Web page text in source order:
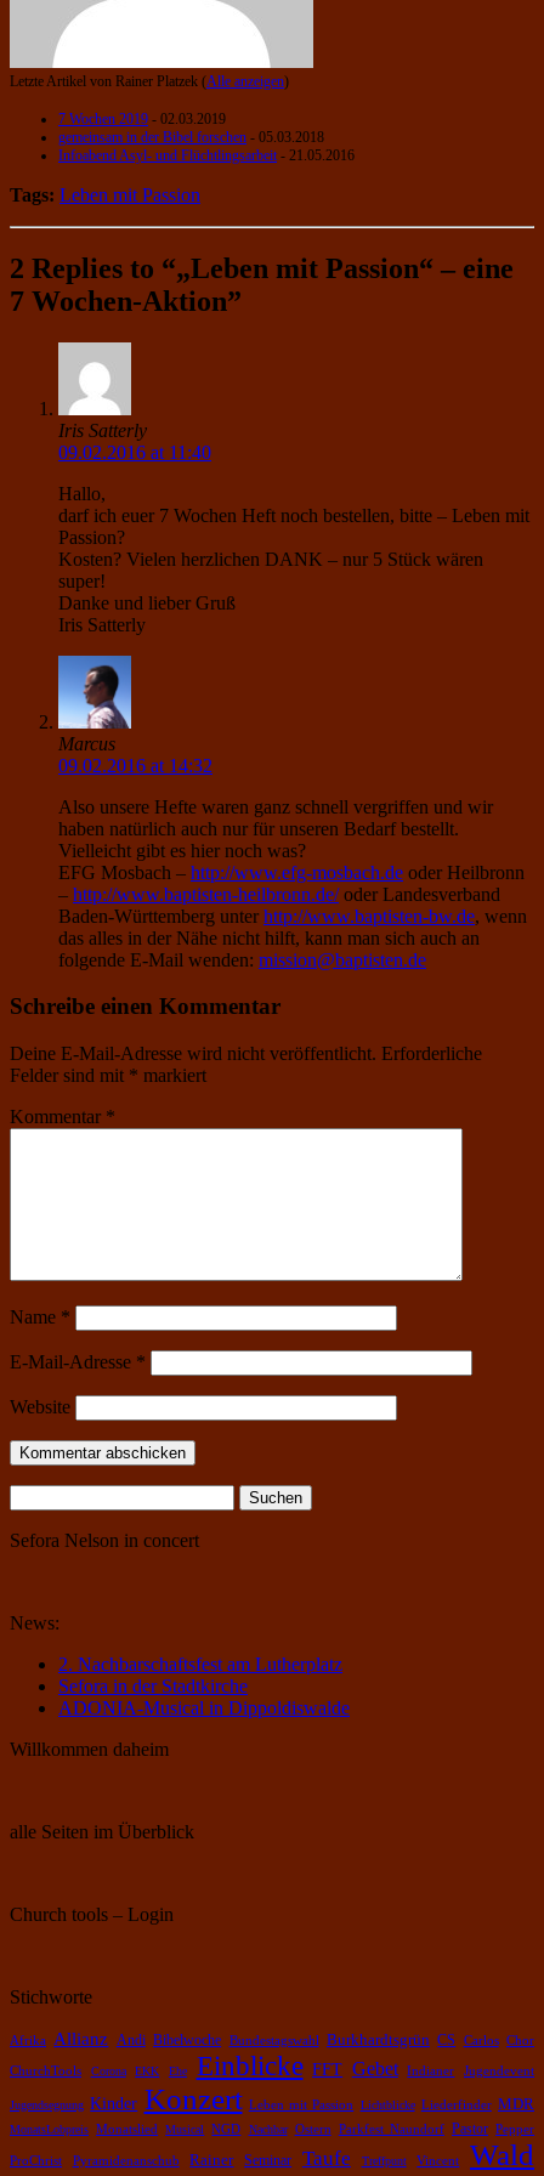
Letzte Artikel von Rainer Platzek (Alle anzeigen)
7 Wochen 2019 - 02.03.2019
gemeinsam in der Bibel forschen - 05.03.2018
Infoabend Asyl- und Flüchtlingsarbeit- 21.05.2016
Tags: Leben mit Passion
2 Replies to “„Leben mit Passion“ – eine
7 Wochen-Aktion”
Iris Satterly
09.02.2016 at 11:40
Hallo,
darf ich euer 7 Wochen Heft noch bestellen, bitte – Leben mit
Passion?
Kosten? Vielen herzlichen DANK – nur 5 Stück wären
super!
Danke und lieber Gruß
Iris Satterly
Marcus
09.02.2016 at 14:32
Also unsere Hefte waren ganz schnell vergriffen und wir
haben natürlich auch nur für unseren Bedarf bestellt.
Vielleicht gibt es hier noch was?
EFG Mosbach – http://www.efg-mosbach.de oder Heilbronn
– http://www.baptisten-heilbronn.de/oder Landesverband
Baden-Württemberg unter http://www.baptisten-bw.de, wenn
das alles in der Nähe nicht hilft, kann man sich auch an
folgende E-Mail wenden: mission@baptisten.de
Schreibe einen Kommentar
Deine E-Mail-Adresse wird nicht veröffentlicht. Erforderliche
Felder sind mit * markiert
Kommentar *
Name *
E-Mail-Adresse *
Website
nach:
Sefora Nelson in concert
News:
2. Nachbarschaftsfest am Lutherplatz
Sefora in der Stadtkirche
ADONIA-Musical in Dippoldiswalde
Willkommen daheim
alle Seiten im Überblick
Church tools – Login
Stichworte
Afrika Allianz Andi Bibelwoche Bundestagswahl Burkhardtsgrün CS Carlos Chor
ChurchTools Corona EKK Ehe Einblicke FFT Gebet Indianer Jugendevent
Jugendsegnung Kinder Konzert Leben mit Passion Lichtblicke Liederfinder MDR
MonatsLobpreis Monatslied Musical NGD Nachbar Ostern Parkfest Naundorf Pastor Pepper
ProChrist Pyramidenanschub Rainer Seminar Taufe Treffpunt Vincent Wald